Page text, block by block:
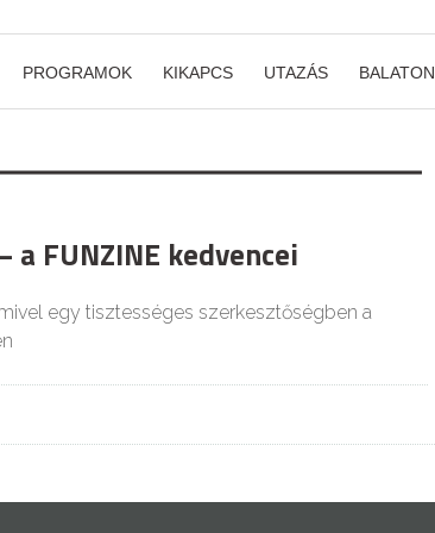
PROGRAMOK KIKAPCS UTAZÁS BALATON
a FUNZINE kedvencei
egy tisztességes szerkesztőségben a